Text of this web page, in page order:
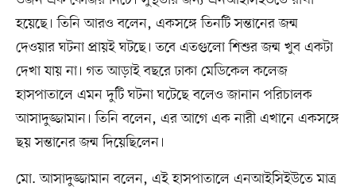
হয়েছে। তিনি আরও বলেন, একসঙ্গে তিনটি সন্তানের জন্ম
দেওয়ার ঘটনা প্রায়ই ঘটছে। তবে এতগুলো শিশুর জন্ম খুব একটা
দেখা যায় না। গত আড়াই বছরে ঢাকা মেডিকেল কলেজ
হাসপাতালে এমন দুটি ঘটনা ঘটেছে বলেও জানান পরিচালক
আসাদুজ্জামান। তিনি বলেন, এর আগে এক নারী এখানে একসঙ্গে
ছয় সন্তানের জন্ম দিয়েছিলেন।
মো. আসাদুজ্জামান বলেন, এই হাসপাতালে এনআইসিইউতে মাত্র